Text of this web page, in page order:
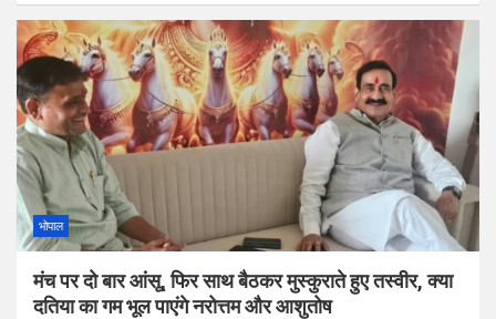
भोपाल
मंच पर दो बार आंसू, फिर साथ बैठकर मुस्कुराते हुए तस्वीर, क्या
दतिया का गम भूल पाएंगे नरोत्तम और आशुतोष